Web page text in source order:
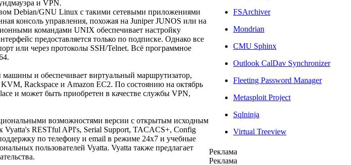
и VPN.
Debian/GNU Linux с такими сетевыми приложениями
консоль управления, похожая на Juniper JUNOS или на
командами UNIX обеспечивает настройку
предоставляется только по подписке. Однако все
или через протоколы SSH/Telnet. Всё программное
машины и обеспечивает виртуальный маршрутизатор,
Rackspace и Amazon EC2. По состоянию на октябрь
и может быть приобретен в качестве службы VPN,
возможностями версии с открытым исходным
Vyatta's RESTful API's, Serial Support, TACACS+, Config
по телефону и email в режиме 24х7 и учебные
пользователей Vyatta. Vyatta также предлагает
FSArchiver
Mondrian
CMU Sphinx
Outlook CalDav Synchronizer
Fleeting Password Manager
Metasploit Project
Sqlninja
Virtual Treeview
Реклама
Реклама